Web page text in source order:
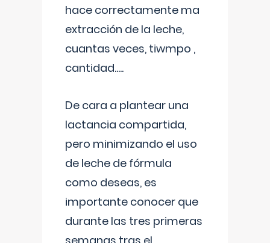
hace correctamente ma
extracción de la leche,
cuantas veces, tiwmpo ,
cantidad.....
De cara a plantear una
lactancia compartida,
pero minimizando el uso
de leche de fórmula
como deseas, es
importante conocer que
durante las tres primeras